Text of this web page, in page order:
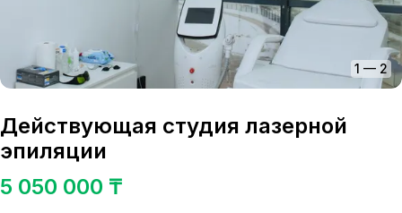
1 — 2
Действующая студия лазерной
эпиляции
5 050 000 ₸